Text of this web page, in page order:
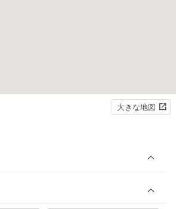
大きな地図